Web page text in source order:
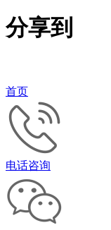
分享到
首页
电话咨询